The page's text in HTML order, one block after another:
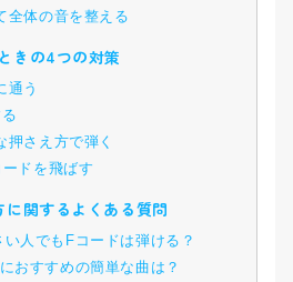
全体の音を整える
きの4つの対策
通う
押さえ方で弾く
ドを飛ばす
関するよくある質問
人でもFコードは弾ける？
おすすめの簡単な曲は？